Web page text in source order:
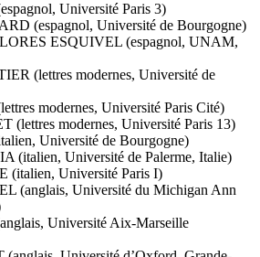
Université Paris 3)
(espagnol, Université de Bourgogne)
ESQUIVEL (espagnol, UNAM,
(lettres modernes, Université de
modernes, Université Paris Cité)
(lettres modernes, Université Paris 13)
Université de Bourgogne)
(italien, Université de Palerme, Italie)
(italien, Université Paris I)
(anglais, Université du Michigan Ann
Université Aix-Marseille